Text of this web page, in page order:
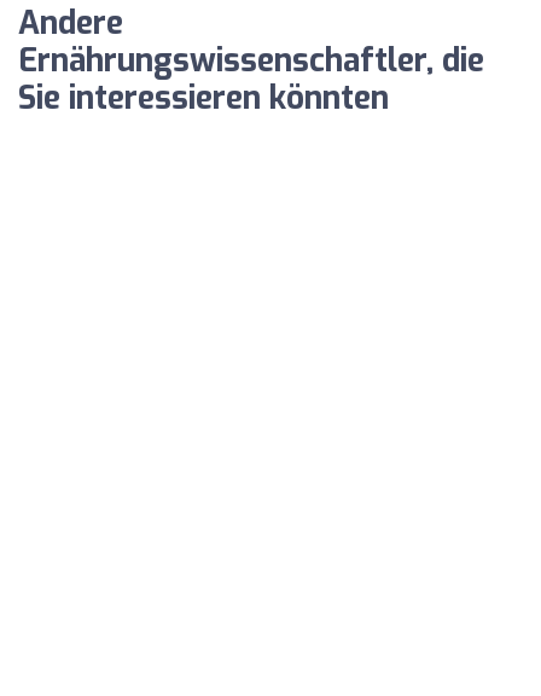
Andere
Ernährungswissenschaftler, die
Sie interessieren könnten